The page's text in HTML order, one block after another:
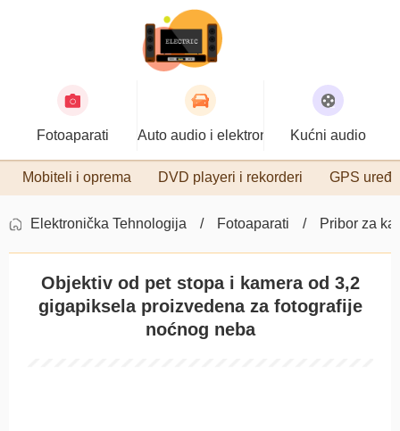
Fotoaparati Auto audio i elektronika Kućni audio
Mobiteli i oprema DVD playeri i rekorderi GPS
Elektronička Tehnologija Fotoaparati Pribor za
Objektiv od pet stopa i kamera od 3,2
gigapiksela proizvedena za fotografije
noćnog neba